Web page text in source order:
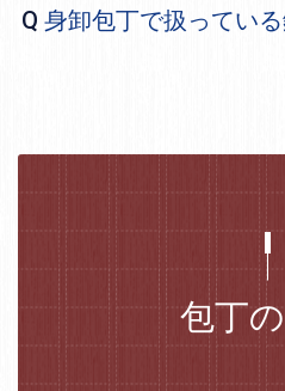
身卸包丁で扱ってい
包丁